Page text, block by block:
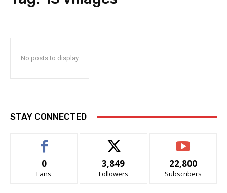
No posts to display
STAY CONNECTED
0
Fans
3,849
Followers
22,800
Subscribers